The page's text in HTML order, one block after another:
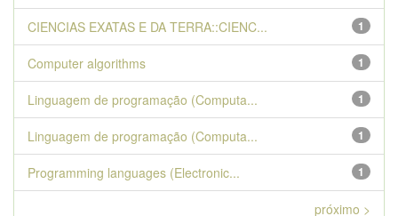
1
CIENCIAS EXATAS E DA TERRA::CIENC...
1
Computer algorithms
1
Linguagem de programação (Computa...
1
Linguagem de programação (Computa...
1
Programming languages (Electronic...
próximo >